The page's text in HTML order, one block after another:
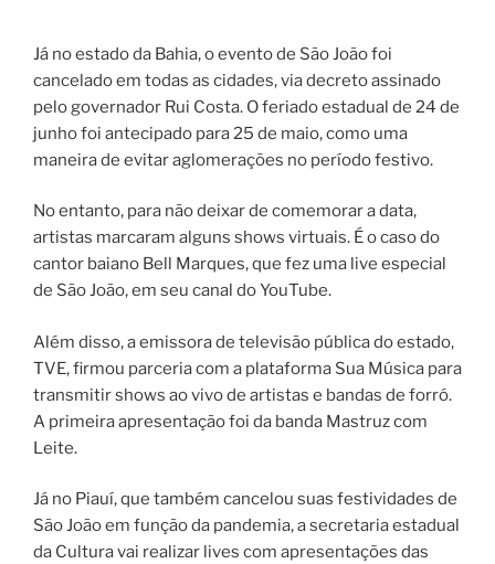
Já no estado da Bahia, o evento de São João foi
cancelado em todas as cidades, via decreto assinado
pelo governador Rui Costa. O feriado estadual de 24 de
junho foi antecipado para 25 de maio, como uma
maneira de evitar aglomerações no período festivo.
No entanto, para não deixar de comemorar a data,
artistas marcaram alguns shows virtuais. É o caso do
cantor baiano Bell Marques, que fez uma live especial
de São João, em seu canal do YouTube.
Além disso, a emissora de televisão pública do estado,
TVE, firmou parceria com a plataforma Sua Música para
transmitir shows ao vivo de artistas e bandas de forró.
A primeira apresentação foi da banda Mastruz com
Leite.
Já no Piauí, que também cancelou suas festividades de
São João em função da pandemia, a secretaria estadual
da Cultura vai realizar lives com apresentações das